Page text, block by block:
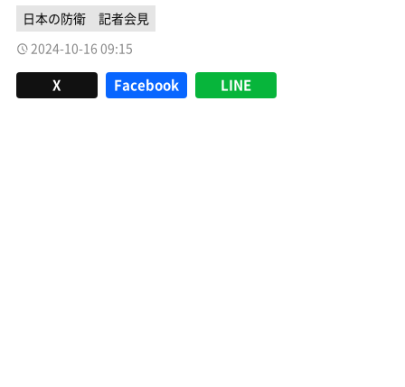
日本の防衛
記者会見
2024-10-16 09:15
X Facebook LINE